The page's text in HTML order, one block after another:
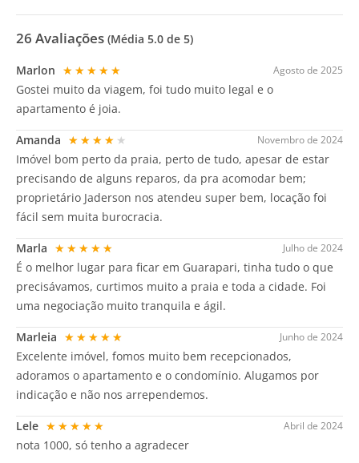
26 Avaliações (Média 5.0 de 5)
Agosto de 2025
Marlon ★★★★★
Gostei muito da viagem, foi tudo muito legal e o
apartamento é joia.
Novembro de 2024
Amanda ★★★★★
Imóvel bom perto da praia, perto de tudo, apesar de estar
precisando de alguns reparos, da pra acomodar bem;
proprietário Jaderson nos atendeu super bem, locação foi
fácil sem muita burocracia.
Julho de 2024
Marla ★★★★★
É o melhor lugar para ficar em Guarapari, tinha tudo o que
precisávamos, curtimos muito a praia e toda a cidade. Foi
uma negociação muito tranquila e ágil.
Junho de 2024
Marleia ★★★★★
Excelente imóvel, fomos muito bem recepcionados,
adoramos o apartamento e o condomínio. Alugamos por
indicação e não nos arrependemos.
Abril de 2024
Lele ★★★★★
nota 1000, só tenho a agradecer